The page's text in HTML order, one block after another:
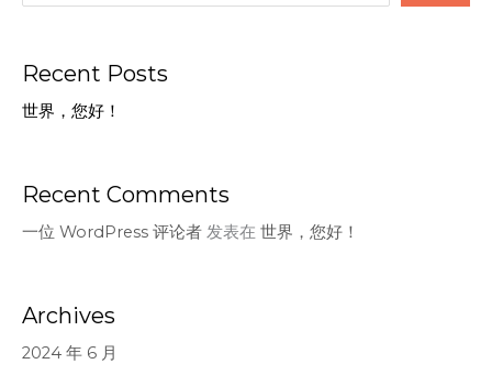
Recent Posts
世界，您好！
Recent Comments
一位 WordPress 评论者 发表在 世界，您好！
Archives
2024 年 6 月